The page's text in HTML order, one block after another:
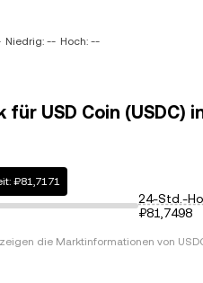
Niedrig: -- Hoch: --
USD Coin (USDC)
₽81,7171
24-Std.-
₽81,7498
die Marktinformationen von